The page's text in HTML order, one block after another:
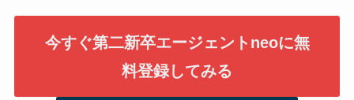
今すぐ第二新卒エージェントneoに無
料登録してみる